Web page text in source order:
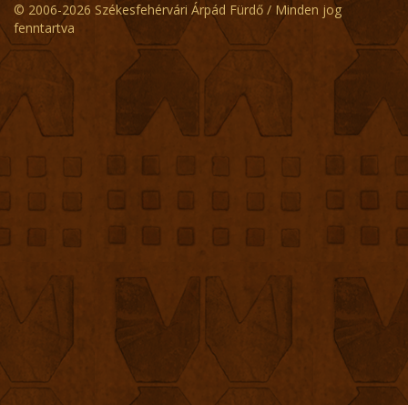
© 2006-2026 Székesfehérvári Árpád Fürdő / Minden jog
fenntartva